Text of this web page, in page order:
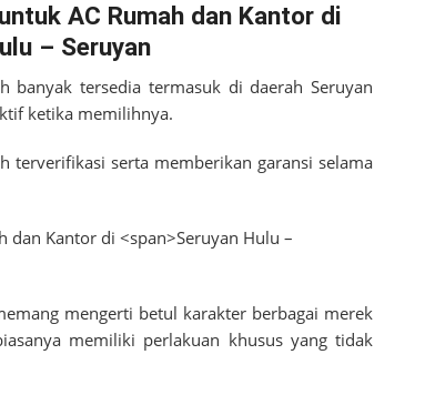
AC Rumah dan Kantor di
– Seruyan
banyak tersedia termasuk di daerah Seruyan
ketika memilihnya.
terverifikasi serta memberikan garansi selama
mengerti betul karakter berbagai merek
memiliki perlakuan khusus yang tidak